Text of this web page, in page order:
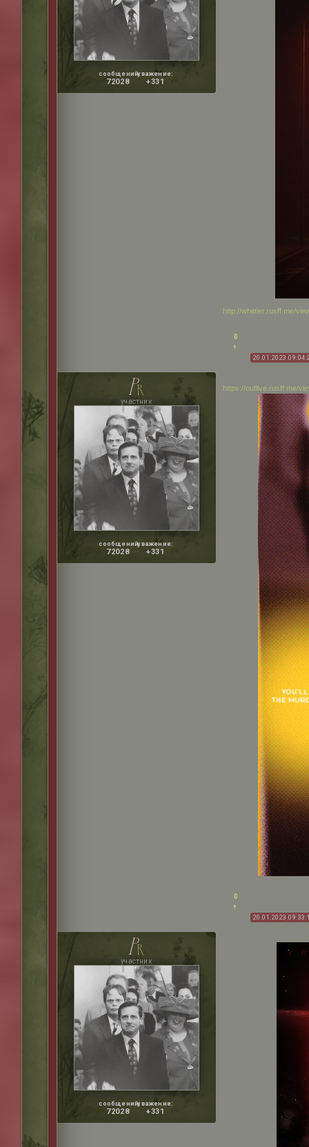
сообщений:
72028
уважение:
+331
http://whittier.rusff.me/
0
20.01.2023
pr
участник
сообщений:
72028
уважение:
+331
https://outlive.rusff.me/
0
20.01.2023
pr
участник
сообщений:
72028
уважение:
+331